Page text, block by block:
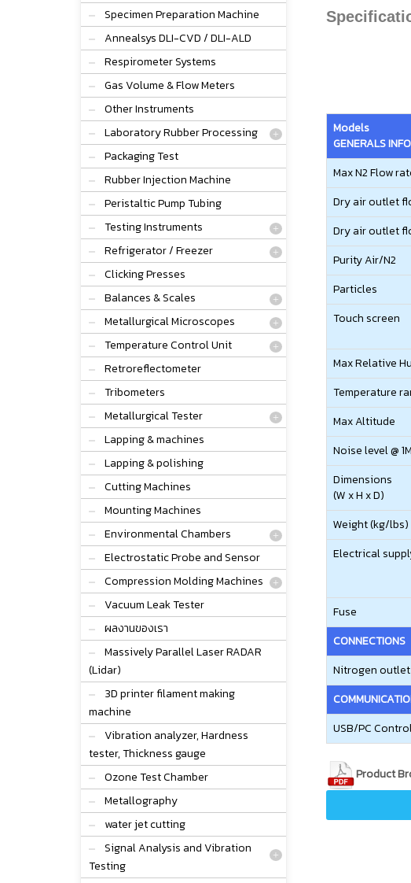
Specimen Preparation Machine
Annealsys DLI-CVD / DLI-ALD
Respirometer Systems
Gas Volume & Flow Meters
Other Instruments
Laboratory Rubber Processing
Packaging Test
Rubber Injection Machine
Peristaltic Pump Tubing
Testing Instruments
Refrigerator / Freezer
Clicking Presses
Balances & Scales
Metallurgical Microscopes
Temperature Control Unit
Retroreflectometer
Tribometers
Metallurgical Tester
Lapping & machines
Lapping & polishing
Cutting Machines
Mounting Machines
Environmental Chambers
Electrostatic Probe and Sensor
Compression Molding Machines
Vacuum Leak Tester
ผลงานของเรา
Massively Parallel Laser RADAR
(Lidar)
3D printer filament making
machine
Vibration analyzer, Hardness
tester, Thickness gauge
Ozone Test Chamber
Metallography
water jet cutting
Signal Analysis and Vibration
Testing
Models
GENERALS
Max N2 Flow
Dry air outlet
Dry air outlet
Purity Air/N2
Particles
Touch screen
Max Relative
Temperature
Max Altitude
Noise level @ 1M
Dimensions
(W x H x D)
Weight (kg/lbs)
Electrical
Fuse
CONNECTIONS
Nitrogen outlet
USB/PC
Product